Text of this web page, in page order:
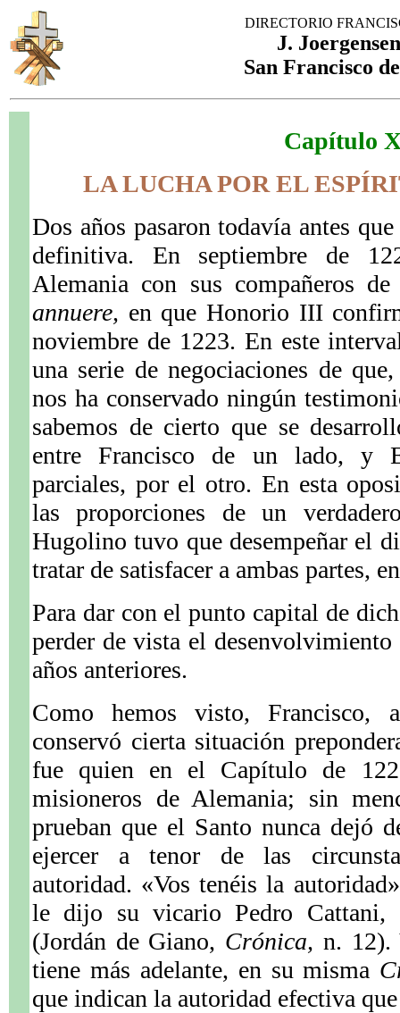
DIRECTORIO
J.
San Francisco
Capítulo
LA LUCHA POR EL
Dos años pasaron todavía antes
definitiva. En septiembre de
Alemania con sus compañeros
annuere, en que Honorio III
noviembre de 1223. En este
una serie de negociaciones de
nos ha conservado ningún
sabemos de cierto que se
entre Francisco de un lado, y
parciales, por el otro. En esta
las proporciones de un
Hugolino tuvo que desempeñar el
tratar de satisfacer a ambas partes,
Para dar con el punto capital de
perder de vista el
años anteriores.
Como hemos visto,
conservó cierta situación
fue quien en el Capítulo de
misioneros de Alemania; sin
prueban que el Santo nunca dejó
ejercer a tenor de las
autoridad. «Vos tenéis la
le dijo su vicario Pedro Cattani,
(Jordán de Giano, Crónica, n. 12).
tiene más adelante, en su misma
que indican la autoridad efectiva